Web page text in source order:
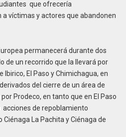
que ofrecería
víctimas y actores que abandonen
permanecerá durante dos
de un recorrido que la llevará por
Ibirico, El Paso y Chimichagua, en
del cierre de un área de
Prodeco, en tanto que en El Paso
de repoblamiento
La Pachita y Ciénaga de